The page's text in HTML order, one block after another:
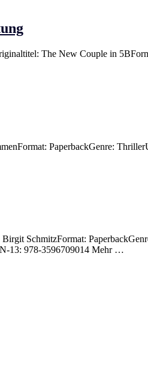
The New Couple in
PaperbackGenre:
SchmitzFormat:
13: 978-3596709014 Mehr …